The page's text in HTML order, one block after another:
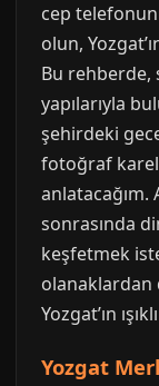
cep
olun,
Bu rehberde,
yapılarıyla
şehirdeki
fotoğraf
anlatacağım.
sonrasında
keşfetmek
olanaklardan
Yozgat’ın
Yozgat